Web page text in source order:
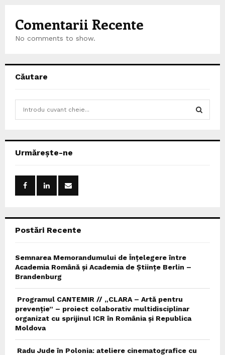
Comentarii Recente
No comments to show.
Căutare
h
o
Urmărește-ne
Postări Recente
Semnarea Memorandumului de Înțelegere între
Academia Română și Academia de Științe Berlin –
Brandenburg
Programul CANTEMIR // „CLARA – Artă pentru
prevenție” – proiect colaborativ multidisciplinar
organizat cu sprijinul ICR în România și Republica
Moldova
Radu Jude în Polonia: ateliere cinematografice cu